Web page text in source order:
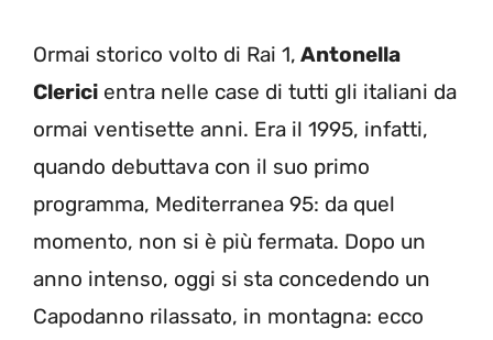
Ormai storico volto di Rai 1, Antonella
Clerici entra nelle case di tutti gli italiani da
ormai ventisette anni. Era il 1995, infatti,
quando debuttava con il suo primo
programma, Mediterranea 95: da quel
momento, non si è più fermata. Dopo un
anno intenso, oggi si sta concedendo un
Capodanno rilassato, in montagna: ecco